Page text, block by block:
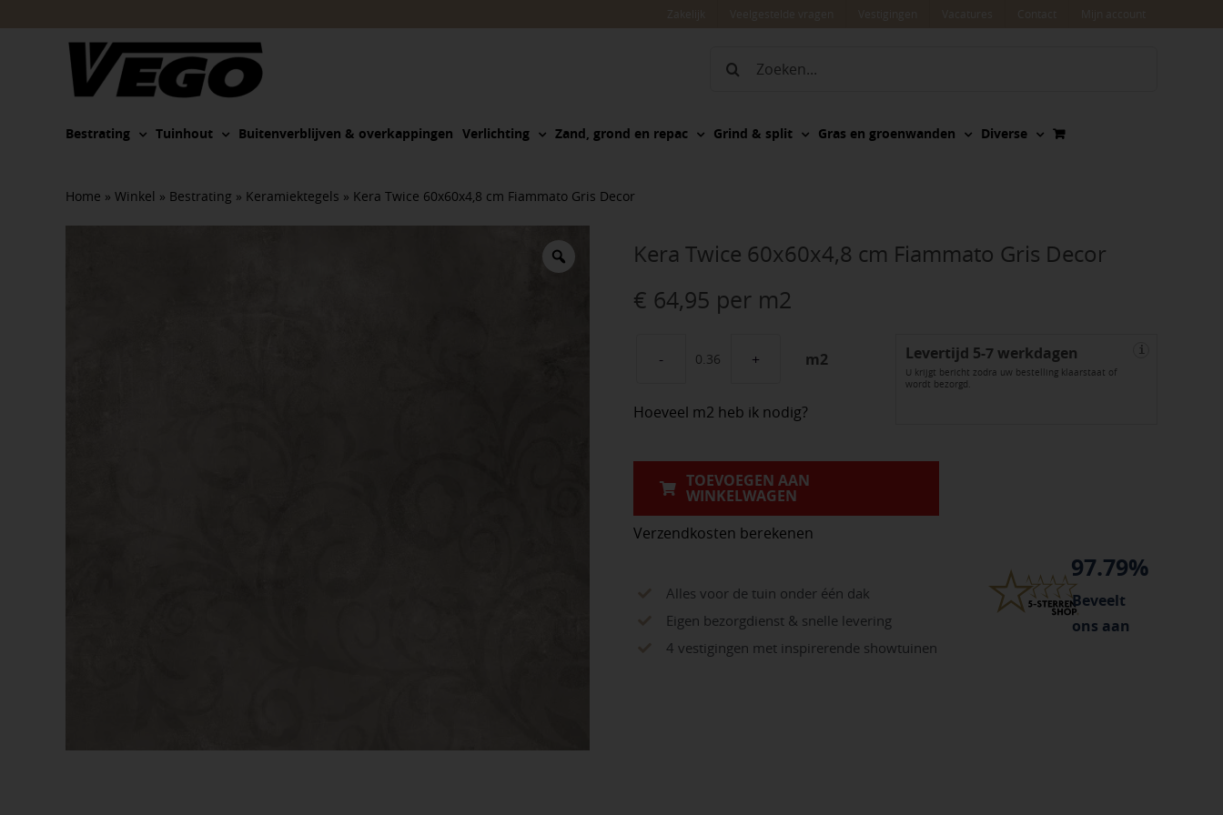
Zoeken
Bestrating Tuinhout Buitenverblijven & overkappingen Verlichting Zand, grond en repac Grind & split Gras en groenwanden Diverse
Home » Winkel » Bestrating » Keramiektegels » Kera Twice 60x60x4,8 cm Fiammato Gris Decor
Kera Twice 60x60x4,8 cm Fiammato Gris Decor
€ 64,95 per m2
Kera
60x60x4,8
Fiammato
Gris
Decor
m2 Levertijd 5-7 werkdagen
U krijgt bericht zodra uw bestelling klaarstaat of
wordt bezorgd.
i
Hoeveel m2 heb ik nodig?
TOEVOEGEN AAN
WINKELWAGEN
Verzendkosten berekenen
Alles voor de tuin onder één dak
Eigen bezorgdienst & snelle levering
4 vestigingen met inspirerende showtuinen
97.79%
Beveelt
ons aan